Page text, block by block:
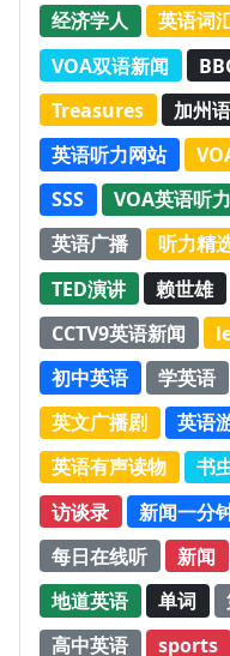
经济学人
英语词
VOA双语新闻
Treasures
加州
英语听力网站
SSS
VOA英语听力
英语广播
听力精
TED演讲
赖世雄
CCTV9英语新闻
初中英语
学英语
英文广播剧
英语
英语有声读物
书
访谈录
新闻一分
每日在线听
新闻
地道英语
单词
高中英语
sports